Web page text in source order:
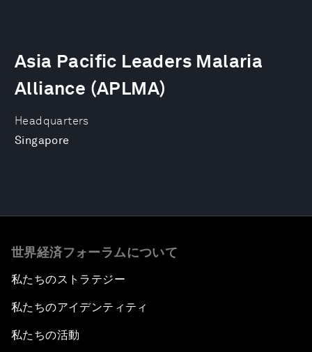
Headquarters
Singapore
Asia Pacific Leaders Malaria
Alliance (APLMA)
世界経済フォーラムについて
私たちのストラテジー
私たちのアイデンティティ
私たちの活動